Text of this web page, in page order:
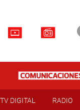
TV DIGITAL RADIO